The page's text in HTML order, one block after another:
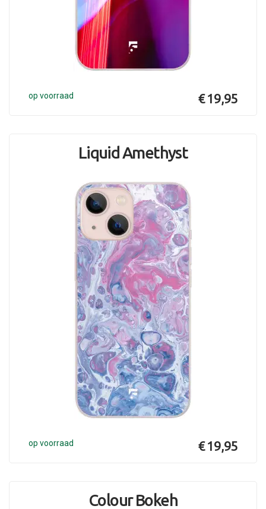
op voorraad € 19,95
Liquid Amethyst
op voorraad € 19,95
Colour Bokeh